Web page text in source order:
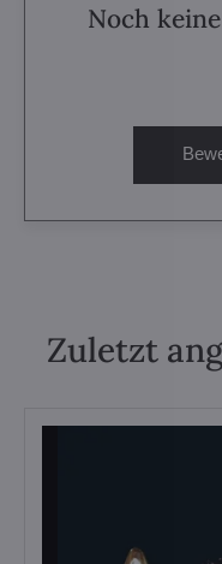
Noch
Zuletzt